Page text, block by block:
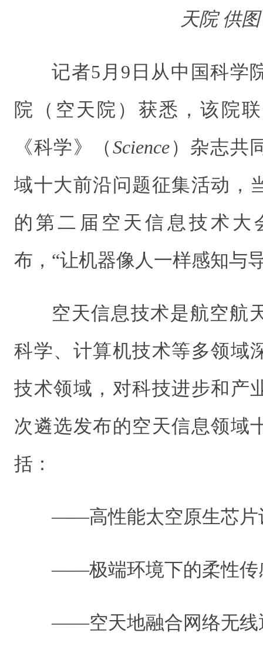
天院 供图
记者5月9日从中国科学
院（空天院）获悉，该院
《科学》（Science）杂志共
域十大前沿问题征集活动，
的第二届空天信息技术大
布，“让机器像人一样感知与
空天信息技术是航空航
科学、计算机技术等多领域
技术领域，对科技进步和产
次遴选发布的空天信息领域
括：
——高性能太空原生芯片
——极端环境下的柔性传
——空天地融合网络无线